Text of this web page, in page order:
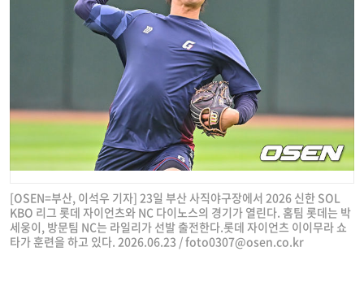
[OSEN=부산, 이석우 기자] 23일 부산 사직야구장에서 2026 신한 SOL
KBO 리그 롯데 자이언츠와 NC 다이노스의 경기가 열린다. 홈팀 롯데는 박
세웅이, 방문팀 NC는 라일리가 선발 출전한다.롯데 자이언츠 이이무라 쇼
타가 훈련을 하고 있다. 2026.06.23 /foto0307@osen.co.kr